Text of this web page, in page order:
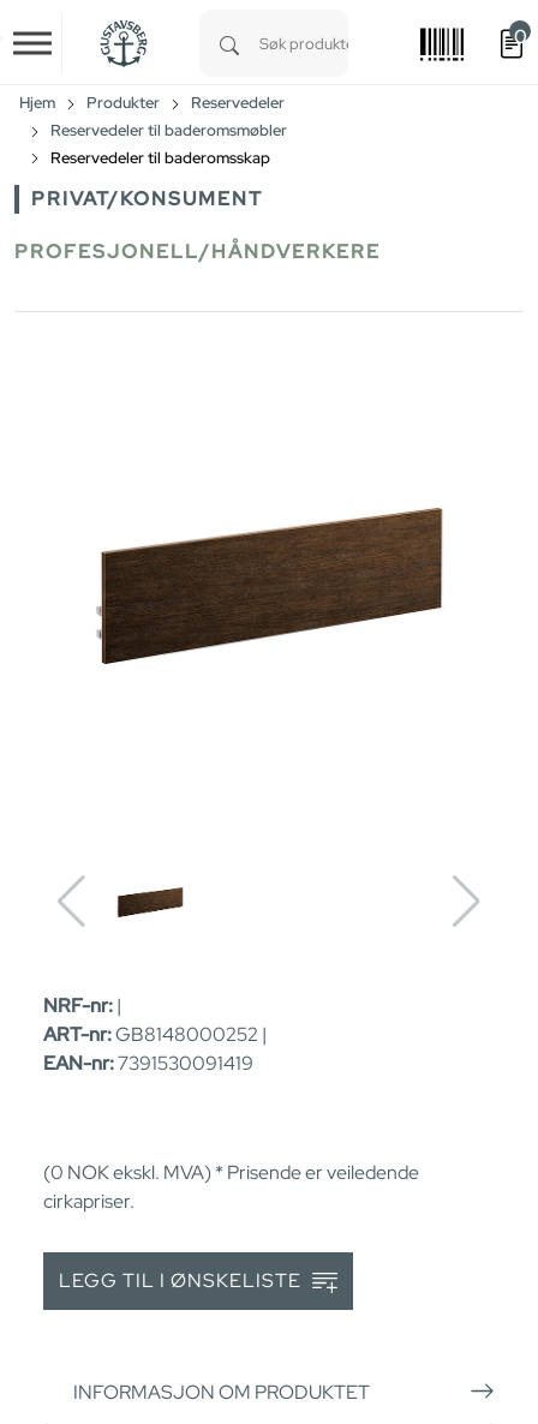
Skip to main content
0
Hjem Produkter
Reservedeler
Reservedeler til baderomsmøbler
Reservedeler til baderomsskap
PRIVAT/KONSUMENT
PROFESJONELL/HÅNDVERKERE
NRF-nr:|
ART-nr:GB8148000252 |
EAN-nr:7391530091419
(0 NOKekskl. MVA) * Prisende er veiledende
cirkapriser.
LEGG TIL I ØNSKELISTE
INFORMASJON OM PRODUKTET